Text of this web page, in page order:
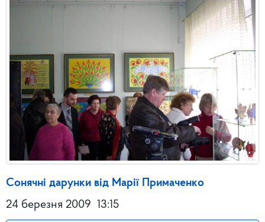
Сонячні дарунки від Марії Примаченко
24 березня 2009 13:15